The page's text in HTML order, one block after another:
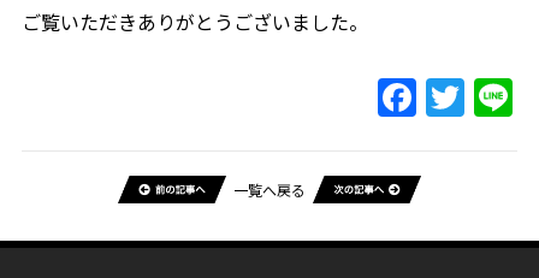
ご覧いただきありがとうございました。
一覧へ戻る